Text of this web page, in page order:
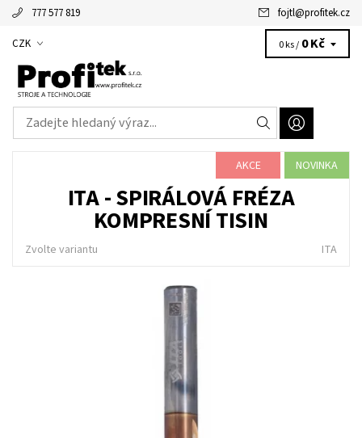
777 577 819 fojtl@profitek.cz
CZK 0 ks / 0 Kč
AKCE NOVINKA
ITA - SPIRÁLOVÁ FRÉZA
KOMPRESNÍ TISIN
Zvolte variantu ITA
Alžbětka - vaše virtuální asistentka